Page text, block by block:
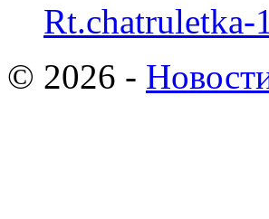
Rt.chatruletka-
© 2026 -